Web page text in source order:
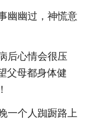
幽幽过，神慌意
后心情会很压
父母都身体健
一个人踟蹰路上